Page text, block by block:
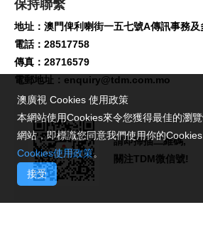
保持聯繫
地址：澳門俾利喇街一五七號A傳訊事務及
電話：28517758
傳真：28716579
電郵地址： enquiry@tdm.com.mo
請即掃描二維碼,
關注TDM微信號!
澳廣視 Cookies 使用政策
本網站使用Cookies來令您獲得最佳的瀏
網站，即標識您同意我們使用你的
Cookies使用政策。
接受